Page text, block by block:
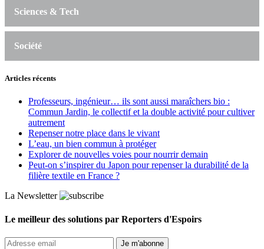
Sciences & Tech
Société
Articles récents
Professeurs, ingénieur… ils sont aussi maraîchers bio :
Commun Jardin, le collectif et la double activité pour cultiver
autrement
Repenser notre place dans le vivant
L’eau, un bien commun à protéger
Explorer de nouvelles voies pour nourrir demain
Peut‑on s’inspirer du Japon pour repenser la durabilité de la
filière textile en France ?
La Newsletter
Le meilleur des solutions par Reporters d'Espoirs